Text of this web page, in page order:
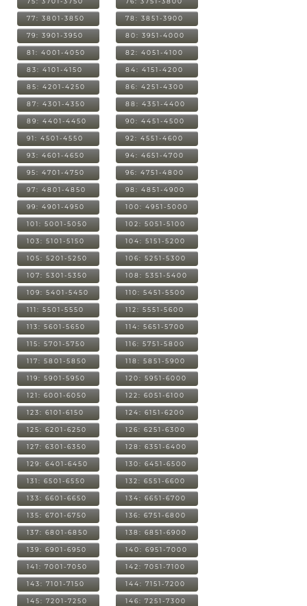
77: 3801-3850 78: 3851-3900
79: 3901-3950 80: 3951-4000
81: 4001-4050 82: 4051-4100
83: 4101-4150 84: 4151-4200
85: 4201-4250 86: 4251-4300
87: 4301-4350 88: 4351-4400
89: 4401-4450 90: 4451-4500
91: 4501-4550 92: 4551-4600
93: 4601-4650 94: 4651-4700
95: 4701-4750 96: 4751-4800
97: 4801-4850 98: 4851-4900
99: 4901-4950 100: 4951-5000
101: 5001-5050 102: 5051-5100
103: 5101-5150 104: 5151-5200
105: 5201-5250 106: 5251-5300
107: 5301-5350 108: 5351-5400
109: 5401-5450 110: 5451-5500
111: 5501-5550 112: 5551-5600
113: 5601-5650 114: 5651-5700
115: 5701-5750 116: 5751-5800
117: 5801-5850 118: 5851-5900
119: 5901-5950 120: 5951-6000
121: 6001-6050 122: 6051-6100
123: 6101-6150 124: 6151-6200
125: 6201-6250 126: 6251-6300
127: 6301-6350 128: 6351-6400
129: 6401-6450 130: 6451-6500
131: 6501-6550 132: 6551-6600
133: 6601-6650 134: 6651-6700
135: 6701-6750 136: 6751-6800
137: 6801-6850 138: 6851-6900
139: 6901-6950 140: 6951-7000
141: 7001-7050 142: 7051-7100
143: 7101-7150 144: 7151-7200
145: 7201-7250 146: 7251-7300